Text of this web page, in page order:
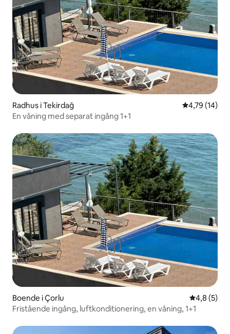
Radhus i Tekirdağ 4,79 av 5 i
4,79 (14)
En våning med separat ingång 1+1
Boende i Çorlu 4,8 av 5 i
4,8 (5)
Fristående ingång, luftkonditionering, en våning, 1+1